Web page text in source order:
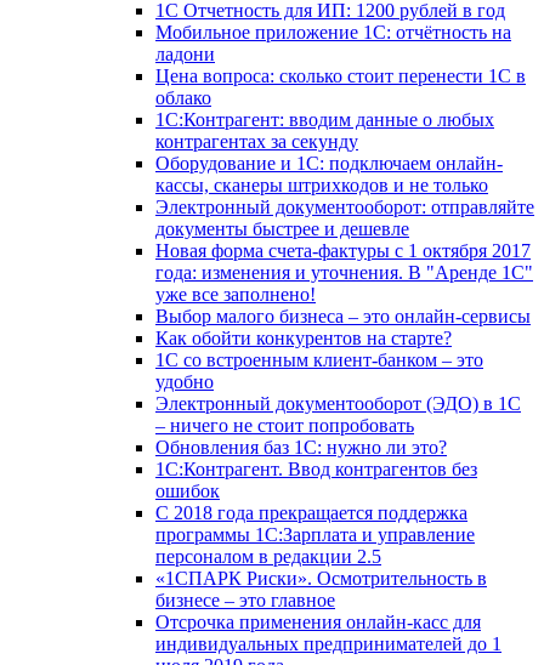
1С Отчетность для ИП: 1200 рублей в год
Мобильное приложение 1С: отчётность на
ладони
Цена вопроса: сколько стоит перенести 1С в
облако
1С:Контрагент: вводим данные о любых
контрагентах за секунду
Оборудование и 1С: подключаем онлайн-
кассы, сканеры штрихкодов и не только
Электронный документооборот: отправляйте
документы быстрее и дешевле
Новая форма счета-фактуры с 1 октября 2017
года: изменения и уточнения. В "Аренде 1С"
уже все заполнено!
Выбор малого бизнеса – это онлайн-сервисы
Как обойти конкурентов на старте?
1C со встроенным клиент-банком – это
удобно
Электронный документооборот (ЭДО) в 1С
– ничего не стоит попробовать
Обновления баз 1С: нужно ли это?
1С:Контрагент. Ввод контрагентов без
ошибок
С 2018 года прекращается поддержка
программы 1С:Зарплата и управление
персоналом в редакции 2.5
«1СПАРК Риски». Осмотрительность в
бизнесе – это главное
Отсрочка применения онлайн-касс для
индивидуальных предпринимателей до 1